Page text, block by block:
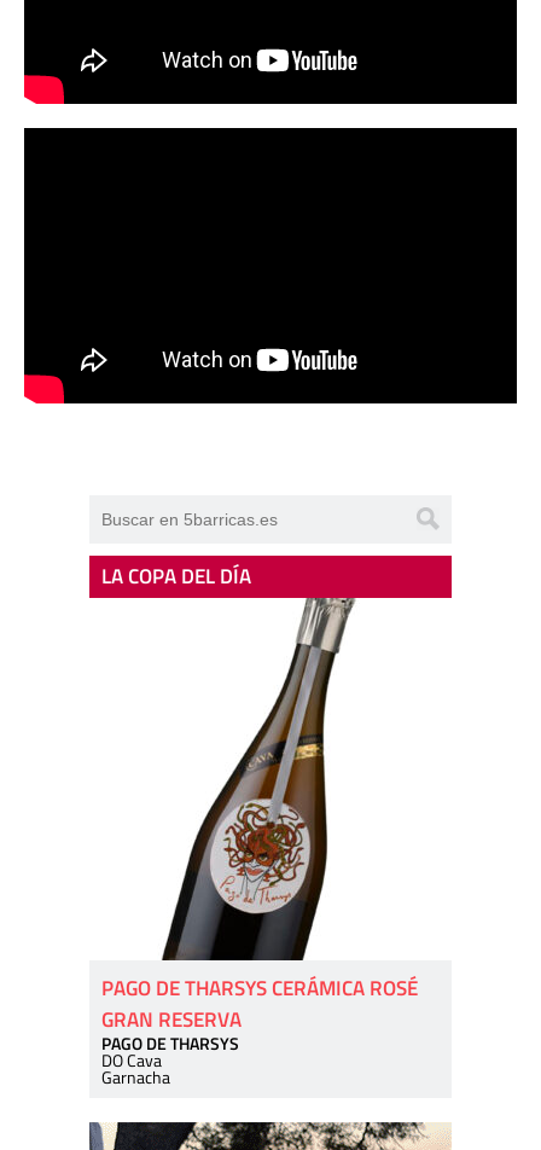
LA COPA DEL DÍA
PAGO DE THARSYS CERÁMICA ROSÉ
GRAN RESERVA
PAGO DE THARSYS
DO Cava
Garnacha